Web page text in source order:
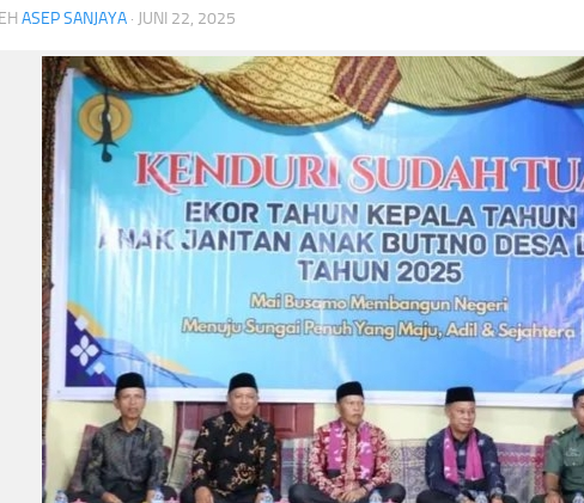
ASEP SANJAYA · JUNI 22, 2025
Smash Semangat Kemerdekaan! Bupati
Cup III Resmi Menghangatkan HUT RI
Kejari Sungai Penuh Bangun
Kerukunan, Libatkan Tokoh
Headline
Indonesia
Nakes
Antar OPD Bupati Cup III
Headline
Semarak HUT RI